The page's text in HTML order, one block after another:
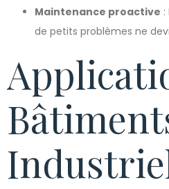
Maintenance proactive
de petits problèmes ne